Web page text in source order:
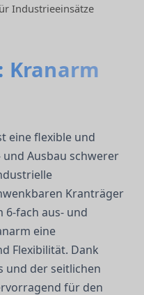
Industrieeinsätze
eine flexible und
Ausbau schwerer
Kranträger
6-fach aus- und
eine
Flexibilität. Dank
und der seitlichen
für den